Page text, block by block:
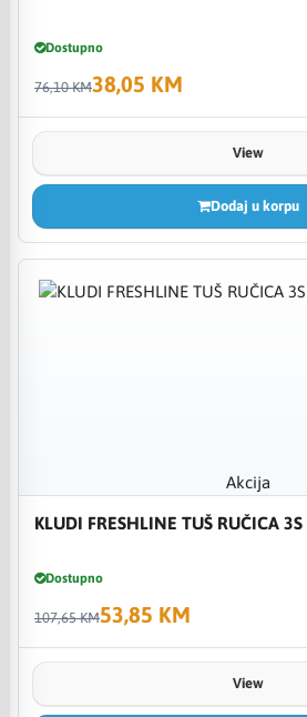
Dostupno
76,10 KM38,05 KM
View
Dodaj u korpu
Akcija
KLUDI FRESHLINE TUŠ RUČICA
Dostupno
107,65 KM53,85 KM
View